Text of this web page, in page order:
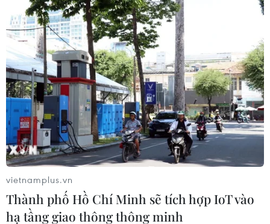
Để di sản ướp trà sen Quảng An luôn
song hành cùng nhịp sống đương
đại
07/08/2026 03:40
Nghệ nhân Đặng Văn Hậu
thổi sức sống mới cho nghệ thuật tò
he truyền thống
07/08/2026 03:19
Xem thêm
vietnamplus.vn
Thành phố Hồ Chí Minh sẽ tích hợp IoT vào
hạ tầng giao thông thông minh